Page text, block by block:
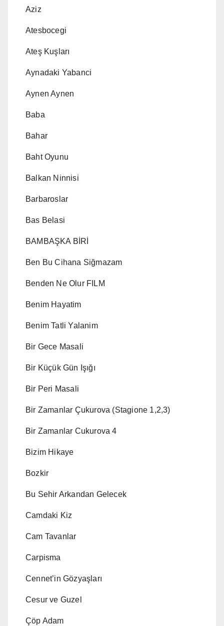
Aziz
Atesbocegi
Ateş Kuşları
Aynadaki Yabanci
Aynen Aynen
Baba
Bahar
Baht Oyunu
Balkan Ninnisi
Barbaroslar
Bas Belasi
BAMBAŞKA BİRİ
Ben Bu Cihana Siğmazam
Benden Ne Olur FILM
Benim Hayatim
Benim Tatli Yalanim
Bir Gece Masali
Bir Küçük Gün Işığı
Bir Peri Masali
Bir Zamanlar Çukurova (Stagione 1,2,3)
Bir Zamanlar Cukurova 4
Bizim Hikaye
Bozkir
Bu Sehir Arkandan Gelecek
Camdaki Kiz
Cam Tavanlar
Carpisma
Cennet’in Gözyaşları
Cesur ve Guzel
Çöp Adam